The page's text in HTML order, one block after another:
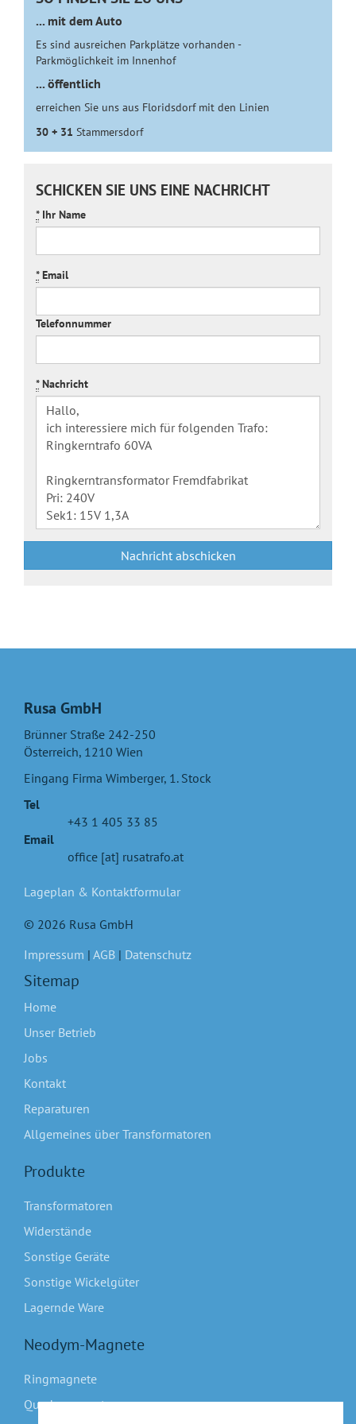
... mit dem Auto
Es sind ausreichen Parkplätze vorhanden -
Parkmöglichkeit im Innenhof
... öffentlich
erreichen Sie uns aus Floridsdorf mit den Linien
30 + 31 Stammersdorf
SCHICKEN SIE UNS EINE NACHRICHT
*Ihr Name
*Email
Telefonnummer
*Nachricht
Nachricht abschicken
Rusa GmbH
Brünner Straße 242-250
Österreich, 1210 Wien
Eingang Firma Wimberger, 1. Stock
Tel
+43 1 405 33 85
Email
office [at] rusatrafo.at
Lageplan & Kontaktformular
© 2026 Rusa GmbH
Impressum | AGB | Datenschutz
Sitemap
Home
Unser Betrieb
Jobs
Kontakt
Reparaturen
Allgemeines über Transformatoren
Produkte
Transformatoren
Widerstände
Sonstige Geräte
Sonstige Wickelgüter
Lagernde Ware
Neodym-Magnete
Ringmagnete
Quadermagnete